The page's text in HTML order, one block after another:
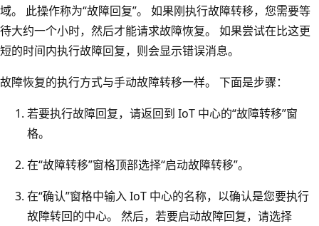
域。 此操作称为“故障回复”。 如果刚执行故障转移，您需要等
待大约一个小时，然后才能请求故障恢复。 如果尝试在比这更
短的时间内执行故障回复，则会显示错误消息。
故障恢复的执行方式与手动故障转移一样。 下面是步骤：
若要执行故障回复，请返回到 IoT 中心的“故障转移”窗
格。
在“故障转移”窗格顶部选择“启动故障转移”。
在“确认”窗格中输入 IoT 中心的名称，以确认是您要执行
故障转回的中心。 然后，若要启动故障回复，请选择